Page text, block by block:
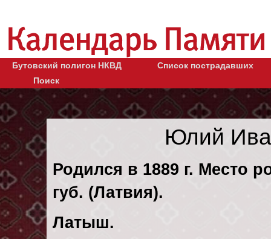
Бутовский полигон НКВД
Список пострадавших
Поиск
Юлий
Родился в 1889 г. Место
губ. (Латвия).
Латыш.